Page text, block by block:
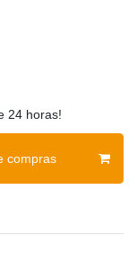
24 horas!
compras